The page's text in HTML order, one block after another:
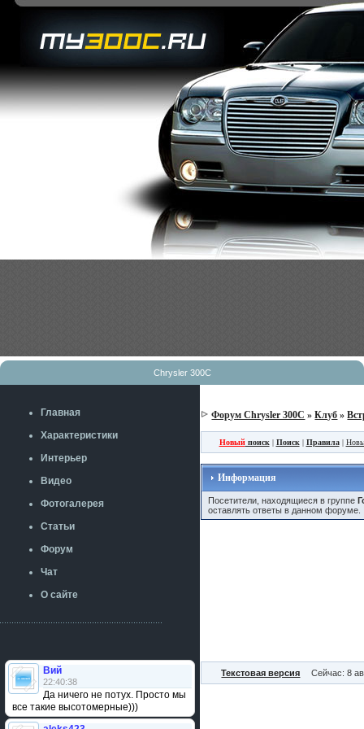
Chrysler 300C
Главная
Характеристики
Интерьер
Видео
Фотогалерея
Статьи
Форум
Чат
О сайте
Вий
22:40:38
Да ничего не потух. Просто мы
все такие высотомерные)))
Форум Chrysler 300C »Клуб »
Новыйпоиск| Поиск| Правила|
Информация
Посетители, находящиеся в группе
оставлять ответы в данном форуме.
Текстовая версия Сейчас: 8